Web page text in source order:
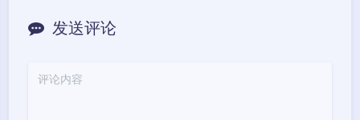
发送评论